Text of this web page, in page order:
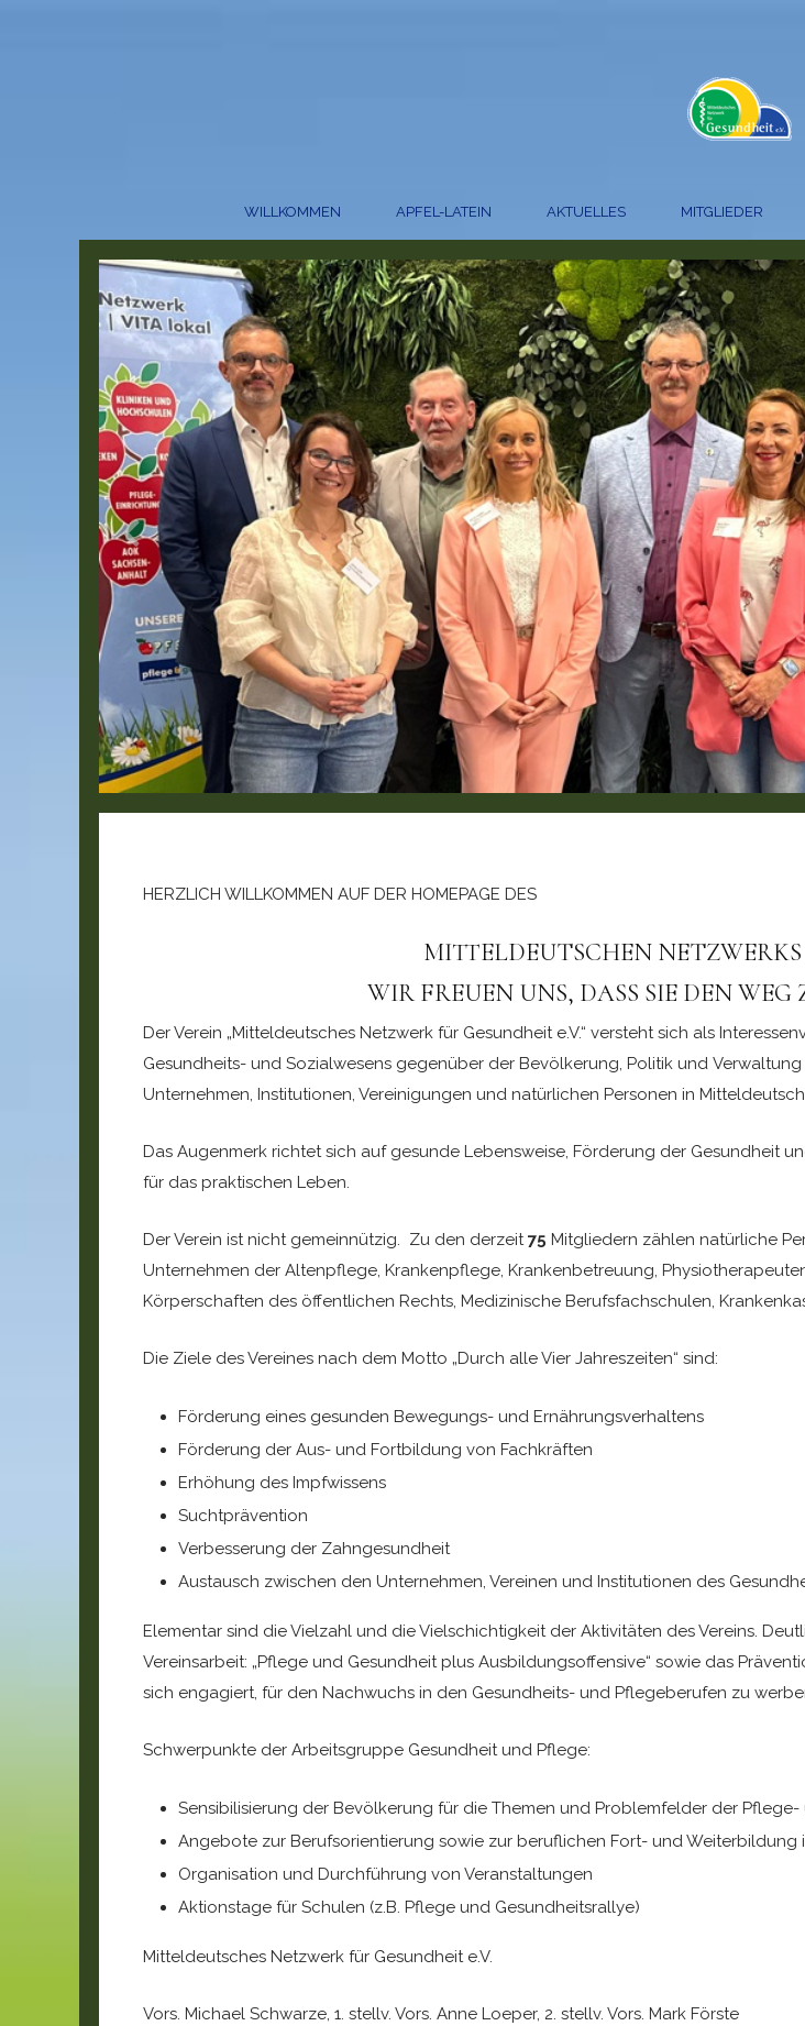
WILLKOMMEN APFEL-LATEIN AKTUELLES MITGLIEDER
HERZLICH WILLKOMMEN AUF DER HOMEPAGE DES
MITTELDEUTSCHEN
WIR FREUEN UNS, DASS SIE DEN
Der Verein „Mitteldeutsches Netzwerk für Gesundheit e.V.“ versteht sich als
Gesundheits- und Sozialwesens gegenüber der Bevölkerung, Politik und
Unternehmen, Institutionen, Vereinigungen und natürlichen Personen in
Das Augenmerk richtet sich auf gesunde Lebensweise, Förderung der Gesundheit
für das praktischen Leben.
Der Verein ist nicht gemeinnützig. Zu den derzeit75 Mitgliedern zählen natürliche
Unternehmen der Altenpflege, Krankenpflege, Krankenbetreuung,
Körperschaften des öffentlichen Rechts, Medizinische Berufsfachschulen,
Die Ziele des Vereines nach dem Motto „Durch alle Vier Jahreszeiten“ sind:
Förderung eines gesunden Bewegungs- und Ernährungsverhaltens
Förderung der Aus- und Fortbildung von Fachkräften
Erhöhung des Impfwissens
Suchtprävention
Verbesserung der Zahngesundheit
Austausch zwischen den Unternehmen, Vereinen und Institutionen des
Elementar sind die Vielzahl und die Vielschichtigkeit der Aktivitäten des Vereins.
Vereinsarbeit: „Pflege und Gesundheit plus Ausbildungsoffensive“ sowie das
sich engagiert, für den Nachwuchs in den Gesundheits- und Pflegeberufen zu
Schwerpunkte der Arbeitsgruppe Gesundheit und Pflege:
Sensibilisierung der Bevölkerung für die Themen und Problemfelder der
Angebote zur Berufsorientierung sowie zur beruflichen Fort- und Weiterbildung
Organisation und Durchführung von Veranstaltungen
Aktionstage für Schulen (z.B. Pflege und Gesundheitsrallye)
Mitteldeutsches Netzwerk für Gesundheit e.V.
Vors. Michael Schwarze, 1. stellv. Vors. Anne Loeper, 2. stellv. Vors. Mark Förste